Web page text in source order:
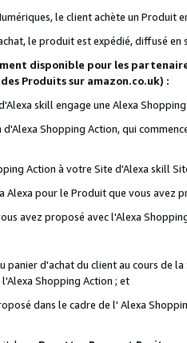
le client achète un Produit
le produit est expédié, diffusé
disponible pour les
Produits sur amazon.co.uk) :
skill engage une Alexa
Shopping Action, qui
Action à votre Site d'Alexa skill
Alexa pour le Produit que vous avez
avez proposé avec l'Alexa
d'achat du client au cours de
Shopping Action ; et
dans le cadre de l' Alexa